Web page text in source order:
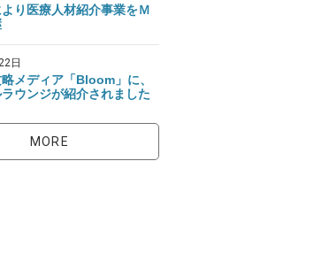
り医療人材紹介事業をＭ
日
メディア「Bloom」に、
ウンジが紹介されました
MORE